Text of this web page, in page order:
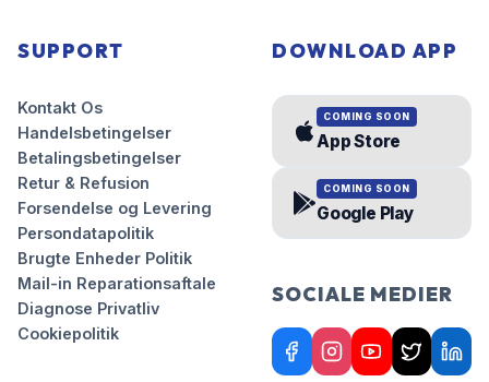
SUPPORT
Kontakt Os
Handelsbetingelser
Betalingsbetingelser
Retur & Refusion
Forsendelse og Levering
Persondatapolitik
Brugte Enheder Politik
Mail-in Reparationsaftale
Diagnose Privatliv
Cookiepolitik
DOWNLOAD APP
COMING SOON
App Store
COMING SOON
Google Play
SOCIALE MEDIER